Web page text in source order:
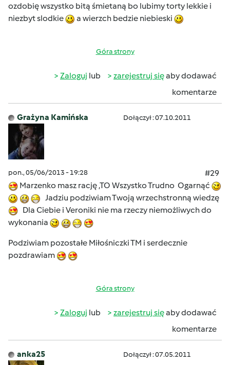
ozdobię wszystko bitą śmietaną bo lubimy torty lekkie i
niezbyt slodkie
a wierzch bedzie niebieski
Góra strony
Zaloguj lub zarejestruj sięaby dodawać
komentarze
Grażyna Kamińska Dołączył : 07.10.2011
pon., 05/06/2013 - 19:28
#29
Marzenko masz rację ,TO Wszystko Trudno Ogarnąć
Jadziu podziwiam Twoją wrzechstronną wiedzę
Dla Ciebie i Veroniki nie ma rzeczy niemożliwych do
wykonania
Podziwiam pozostałe Miłośniczki TM i serdecznie
pozdrawiam
Góra strony
Zaloguj lub zarejestruj sięaby dodawać
komentarze
anka25 Dołączył : 07.05.2011